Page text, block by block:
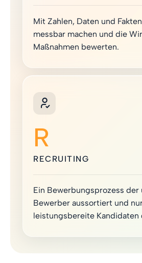
Mit Zahlen, Daten und
messbar machen und die
Maßnahmen bewerten.
R
RECRUITING
Ein Bewerbungsprozess
Bewerber aussortiert und
leistungsbereite Kandidaten